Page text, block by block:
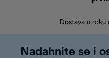
Dostava u roku
Nadahnite se i